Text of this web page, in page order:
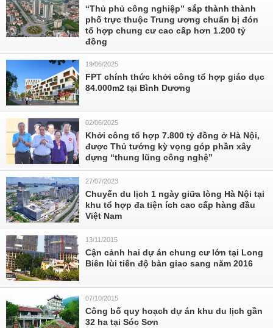
“Thủ phủ công nghiệp” sắp thành thành
phố trực thuộc Trung ương chuẩn bị đón
tổ hợp chung cư cao cấp hơn 1.200 tỷ
đồng
19/06/2025
FPT chính thức khởi công tổ hợp giáo dục
84.000m2 tại Bình Dương
02/06/2025
Khởi công tổ hợp 7.800 tỷ đồng ở Hà Nội,
được Thủ tướng kỳ vọng góp phần xây
dựng “thung lũng công nghệ”
27/07/2023
Chuyến du lịch 1 ngày giữa lòng Hà Nội tại
khu tổ hợp đa tiện ích cao cấp hàng đầu
Việt Nam
13/11/2015
Cận cảnh hai dự án chung cư lớn tại Long
Biên lùi tiến độ bàn giao sang năm 2016
07/10/2015
Công bố quy hoạch dự án khu du lịch gần
32 ha tại Sóc Sơn